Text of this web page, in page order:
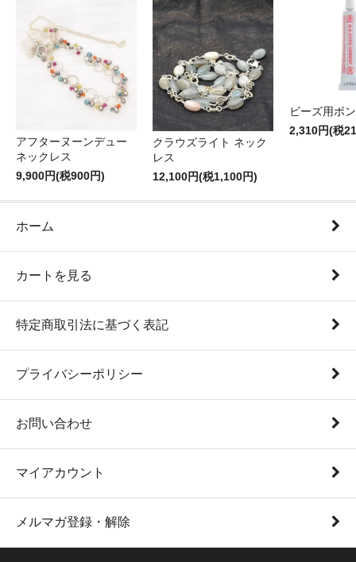
アフターヌーンデュー
ネックレス
9,900円(税900円)
クラウズライト ネック
レス
12,100円(税1,100円)
ビーズ用ボ
2,310円(税
ホーム
カートを見る
特定商取引法に基づく表記
プライバシーポリシー
お問い合わせ
マイアカウント
メルマガ登録・解除